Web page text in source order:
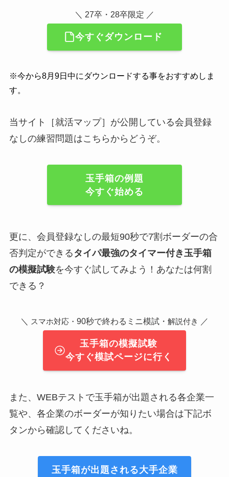
＼ 27卒・28卒限定 ／
今すぐダウンロード
※今から8月9日中にダウンロードする事をおすすめしま
す。
当サイト［就活マップ］が公開している会員登録
なしの練習問題はこちらからどうぞ。
玉手箱の例題
今すぐ始める
更に、会員登録なしの最短90秒で7割ボーダーの合
否判定ができる タイパ最強のタイマー付き玉手箱
の模擬試験を今すぐ試してみよう！あなたは何割
できる？
＼ スマホ対応・ 90秒で終わるミニ模試・ 解説付き ／
玉手箱の模擬試験
今すぐ模試ページに行く
また、WEBテストで玉手箱が出題される各企業一
覧や、各企業のボーダーが知りたい場合は下記ボ
タンから確認してくださいね。
玉手箱が出題される大手企業